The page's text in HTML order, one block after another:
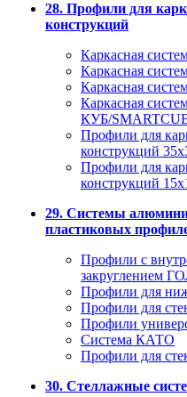
28. Профили для
конструкций
Каркасная
Каркасная
Каркасная
Каркасная
КУБ/
Профили для
конструкций
Профили для
конструкций
29. Системы
пластиковых
Профили с
закруглением
Профили для
Профили для
Профили
Система КАТО
Профили для
30. Стеллажные